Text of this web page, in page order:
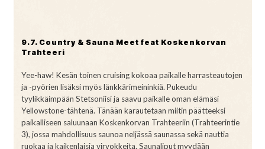
9.7. Country & Sauna Meet feat Koskenkorvan
Trahteeri
Yee-haw! Kesän toinen cruising kokoaa paikalle harrasteautojen
ja -pyörien lisäksi myös länkkärimeininkiä. Pukeudu
tyylikkäimpään Stetsoniisi ja saavu paikalle oman elämäsi
Yellowstone-tähtenä. Tänään karautetaan miitin päätteeksi
paikalliseen saluunaan Koskenkorvan Trahteeriin (Trahteerintie
3), jossa mahdollisuus saunoa neljässä saunassa sekä nauttia
ruokaa ja kaikenlaisia virvokkeita. Saunaliput myydään